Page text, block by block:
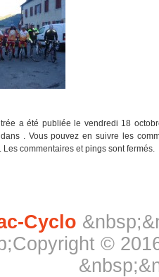
a été publiée le vendredi 18
. Vous pouvez en suivre les
. Les commentaires et pings sont fermés.
Cyclo
©